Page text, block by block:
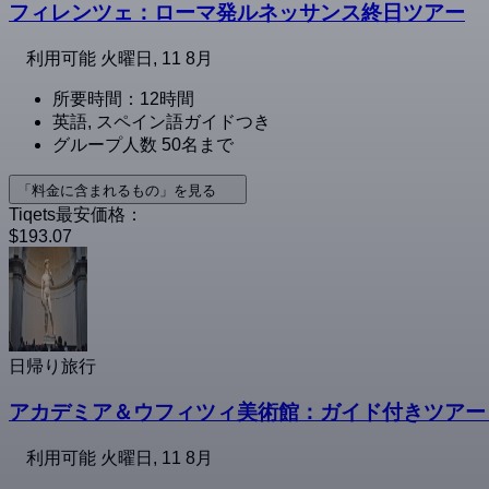
フィレンツェ：ローマ発ルネッサンス終日ツアー
利用可能 火曜日, 11 8月
所要時間：12時間
英語, スペイン語ガイドつき
グループ人数 50名まで
「料金に含まれるもの」を見る
Tiqets最安価格：
$193.07
日帰り旅行
アカデミア＆ウフィツィ美術館：ガイド付きツア
利用可能 火曜日, 11 8月